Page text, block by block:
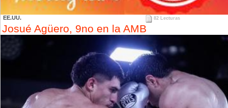
EE.UU. 82 Lecturas
Josué Agüero, 9no en la AMB